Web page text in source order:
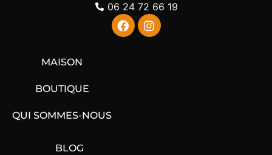
06 24 72 66 19
MAISON
BOUTIQUE
QUI SOMMES-NOUS
BLOG